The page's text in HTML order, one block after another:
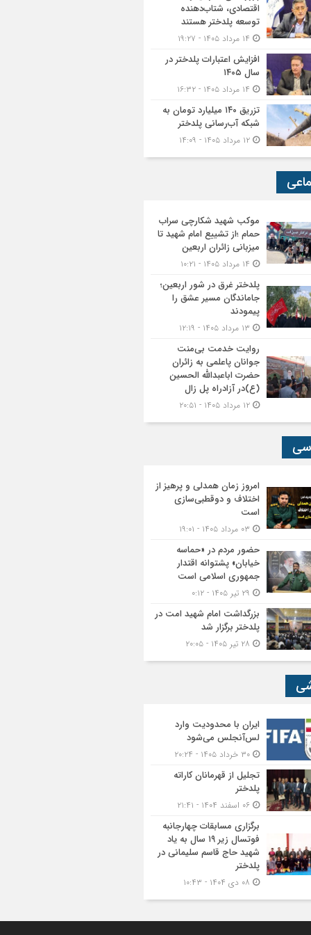
اقتصادی، شتاب‌دهنده
توسعه پلدختر هستند
افزایش اعتبارات پلدختر در
سال ۱۴۰۵
تزریق ۱۴۰ میلیارد تومان به
شبکه آب‌رسانی پلدختر
موکب شهید شکارچی سراب
حمام ؛از تشییع امام شهید تا
میزبانی زائران اربعین
پلدختر غرق در شور اربعین؛
جاماندگان مسیر عشق را
پیمودند
روایت خدمت بی‌منت
جوانان پاعلمی به زائران
حضرت اباعبدالله الحسین
(ع)در آزادراه پل زال
امروز زمان همدلی و پرهیز از
اختلاف و دوقطبی‌سازی
است
حضور مردم در «حماسه
خیابان» پشتوانه اقتدار
جمهوری اسلامی است
بزرگداشت امام شهید امت در
پلدختر برگزار شد
ایران با محدودیت وارد
لس‌آنجلس می‌شود
تجلیل از قهرمانان کاراته
پلدختر
برگزاری مسابقات چهارجانبه
فوتسال زیر ۱۹ سال به یاد
شهید حاج قاسم سلیمانی در
پلدختر